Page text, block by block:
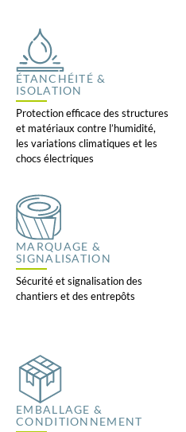
ÉTANCHÉITÉ &
ISOLATION
Protection efficace des structures
et matériaux contre l’humidité,
les variations climatiques et les
chocs électriques
MARQUAGE &
SIGNALISATION
Sécurité et signalisation des
chantiers et des entrepôts
EMBALLAGE &
CONDITIONNEMENT